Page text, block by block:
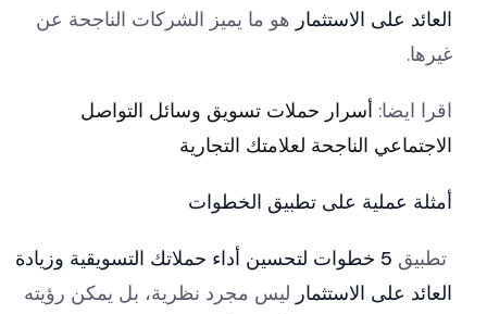
العائد على الاستثمار هو ما يميز الشركات الناجحة عن
غيرها.
اقرا ايضا: أسرار حملات تسويق وسائل التواصل
الاجتماعي الناجحة لعلامتك التجارية
أمثلة عملية على تطبيق الخطوات
تطبيق
5 خطوات لتحسين أداء حملاتك التسويقية وزيادة
العائد على الاستثمار ليس مجرد نظرية، بل يمكن رؤيته